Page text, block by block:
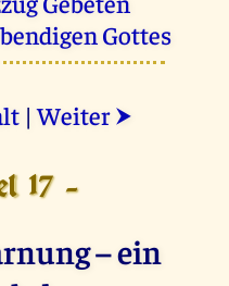
Gottes
|Weiter ⮞
17 -
– ein